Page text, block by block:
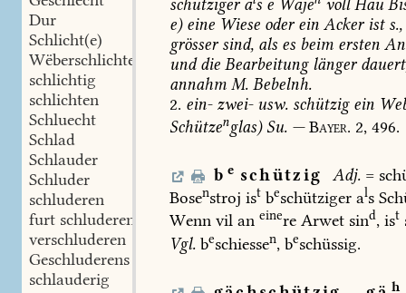
Dur
Schlicht(e)
Wëberschlichte
schlichtig
schlichten
Schluecht
Schlad
Schlauder
Schluder
schluderen
furt schluderen
verschluderen
Geschluderens
schlauderig
schützigera s e Waje vollHau
e) eine Wiese oderein Ackerists.,
grössersind, als es beim ersten
unddie Bearbeitunglänger
annahm M. Bebelnh.
2. ein-zwei- usw. schützig ein
Schützenglas) Su. — Bayer. 2, 496.
b e schützig Adj. =
Bosenstroj ist beschütziger als
Wenn vil an einere Arwet sind, ist
Vgl. beschiessen, beschüssig.
h